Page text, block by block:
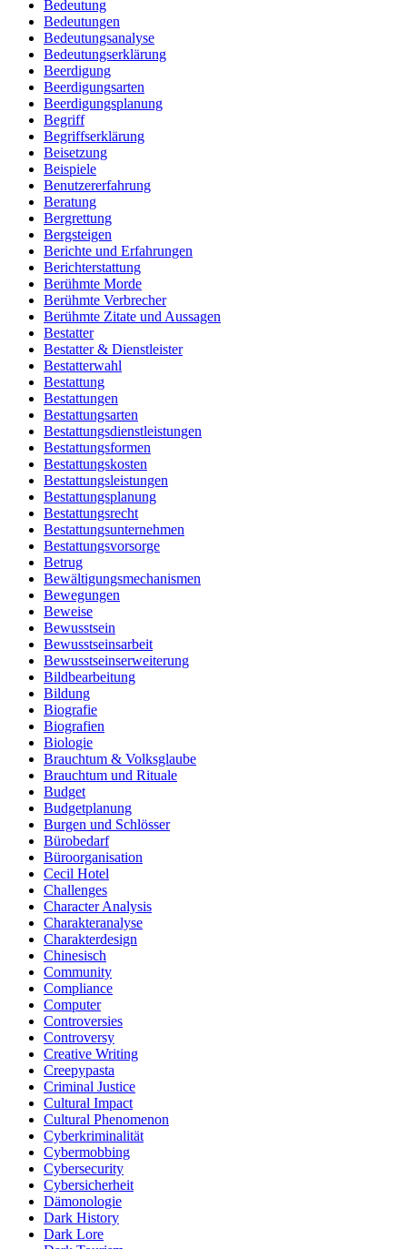
Bedeutung
Bedeutungen
Bedeutungsanalyse
Bedeutungserklärung
Beerdigung
Beerdigungsarten
Beerdigungsplanung
Begriff
Begriffserklärung
Beisetzung
Beispiele
Benutzererfahrung
Beratung
Bergrettung
Bergsteigen
Berichte und Erfahrungen
Berichterstattung
Berühmte Morde
Berühmte Verbrecher
Berühmte Zitate und Aussagen
Bestatter
Bestatter & Dienstleister
Bestatterwahl
Bestattung
Bestattungen
Bestattungsarten
Bestattungsdienstleistungen
Bestattungsformen
Bestattungskosten
Bestattungsleistungen
Bestattungsplanung
Bestattungsrecht
Bestattungsunternehmen
Bestattungsvorsorge
Betrug
Bewältigungsmechanismen
Bewegungen
Beweise
Bewusstsein
Bewusstseinsarbeit
Bewusstseinserweiterung
Bildbearbeitung
Bildung
Biografie
Biografien
Biologie
Brauchtum & Volksglaube
Brauchtum und Rituale
Budget
Budgetplanung
Burgen und Schlösser
Bürobedarf
Büroorganisation
Cecil Hotel
Challenges
Character Analysis
Charakteranalyse
Charakterdesign
Chinesisch
Community
Compliance
Computer
Controversies
Controversy
Creative Writing
Creepypasta
Criminal Justice
Cultural Impact
Cultural Phenomenon
Cyberkriminalität
Cybermobbing
Cybersecurity
Cybersicherheit
Dämonologie
Dark History
Dark Lore